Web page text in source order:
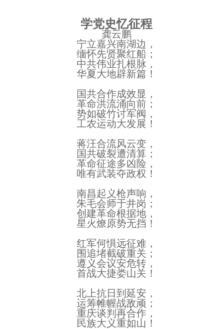
学党史忆征程
龚云鹏
宁立嘉兴南湖边，
缅怀先贤聚红船；
中共伟业扎根脉，
华夏大地辟新篇！
国共合作成效显，
革命洪流涌向前；
势如破竹讨军阀，
工农运动大发展！
蒋汪合流风云变，
国共破裂遭清算；
革命征途多凶险，
唯有武装夺政权！
南昌起义枪声响，
朱毛会师于井岗；
创建革命根据地，
星火燎原势无挡！
红军何惧远征难，
围追堵截破重关；
遵义会议安危转，
首战大捷娄山关！
北上抗日到延安，
运筹帷幄战敌顽；
重庆谈判再合作，
民族大义重如山！